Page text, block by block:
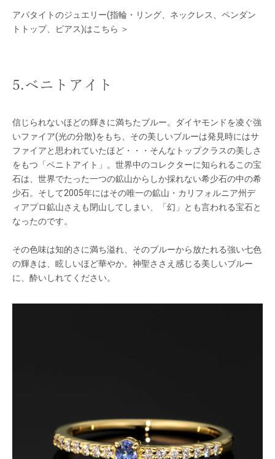
アパタイトのジュエリー(指輪・リング、ネックレス、ペンダン
トトップ、ピアス)はこちら ＞
5.ベニトアイト
信じられないほどの輝きに満ちたブルー。ダイヤモンドを凌ぐ強
いファイア(光の分散)をもち、その美しいブルーは発見時にはサ
ファイアと思われていたほど・・・そんなトップクラスの美しさ
をもつ「ベニトアイト」。世界中のコレクターに知られるこの宝
石は、世界でたった一つの鉱山からしか採れない希少石の中の希
少石。そして2005年にはその唯一の鉱山・カリフォルニア州デ
ィアプロ鉱山さえも閉山してしまい、「幻」とも言われる宝石と
なったのです。
その色味は知的さに満ち溢れ、そのブルーから放たれる強い七色
の輝きは、眩しいほど華やか。神聖ささえ感じる美しいブルー
に、酔いしれてください。